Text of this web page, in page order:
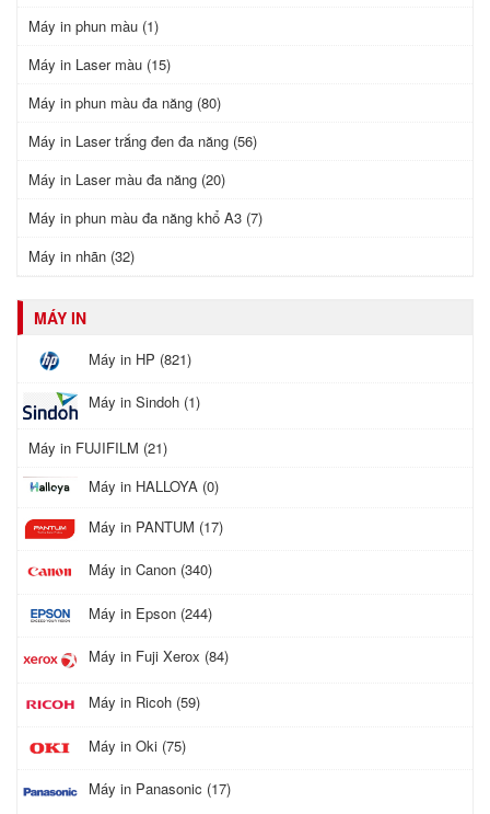
Máy in phun màu (1)
Máy in Laser màu (15)
Máy in phun màu đa năng (80)
Máy in Laser trắng đen đa năng (56)
Máy in Laser màu đa năng (20)
Máy in phun màu đa năng khổ A3 (7)
Máy in nhãn (32)
MÁY IN
Máy in HP (821)
Máy in Sindoh (1)
Máy in FUJIFILM (21)
Máy in HALLOYA (0)
Máy in PANTUM (17)
Máy in Canon (340)
Máy in Epson (244)
Máy in Fuji Xerox (84)
Máy in Ricoh (59)
Máy in Oki (75)
Máy in Panasonic (17)